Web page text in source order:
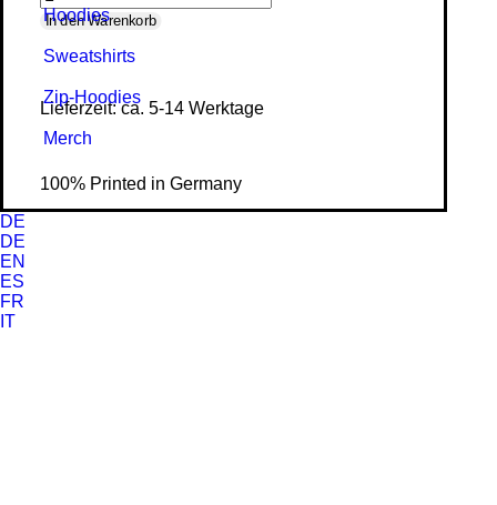
Hoodies
Sweat­shirts
Zip-Hoodies
Merch
DE
DE
EN
ES
FR
IT
Warhammer
-
Organic
Shirt
Menge
In den Warenkorb
Lieferzeit: ca. 5-14 Werktage
100% Printed in Germany